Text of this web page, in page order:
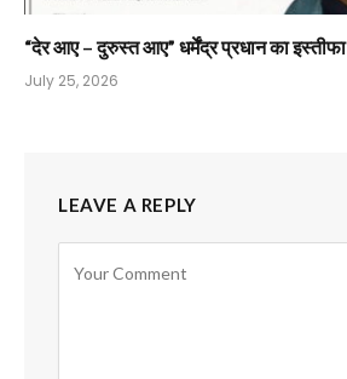
“देर आए – दुरुस्त आए” धर्मेंद्र प्रधान का इस्तीफा
July 25, 2026
LEAVE A REPLY